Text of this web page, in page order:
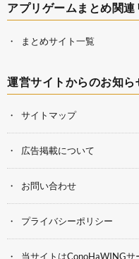
アプリゲームまとめ関連
まとめサイト一覧
運営サイトからのお知ら
サイトマップ
広告掲載について
お問い合わせ
プライバシーポリシー
当サイトはConoHaWING